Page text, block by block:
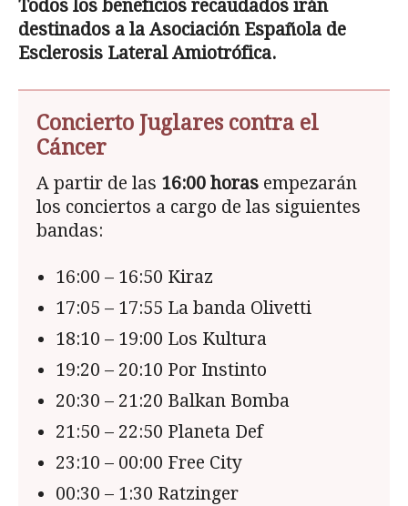
Todos los beneficios recaudados irán
destinados a la Asociación Española de
Esclerosis Lateral Amiotrófica.
Concierto Juglares contra el
Cáncer
A partir de las 16:00 horas empezarán
los conciertos a cargo de las siguientes
bandas:
16:00 – 16:50 Kiraz
17:05 – 17:55 La banda Olivetti
18:10 – 19:00 Los Kultura
19:20 – 20:10 Por Instinto
20:30 – 21:20 Balkan Bomba
21:50 – 22:50 Planeta Def
23:10 – 00:00 Free City
00:30 – 1:30 Ratzinger